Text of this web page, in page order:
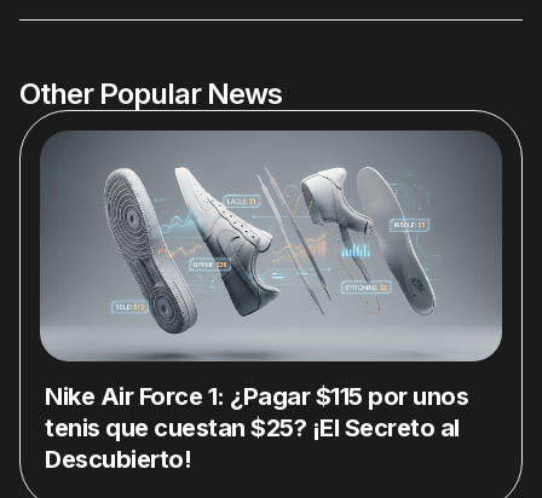
Other Popular News
Nike Air Force 1: ¿Pagar $115 por unos
tenis que cuestan $25? ¡El Secreto al
Descubierto!